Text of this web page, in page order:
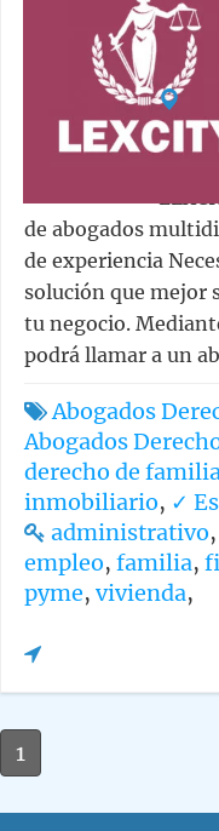
881
de abogados
de experiencia
solución que mejor
tu negocio.
podrá llamar a un
Abogados
Abogados
derecho de
inmobiliario, ✓
administrativo,
empleo, familia,
pyme, vivienda,
1